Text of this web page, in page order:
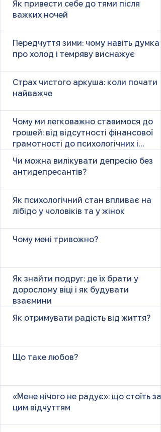
Як привести себе до тями після
важких ночей
Передчуття зими: чому навіть думка
про холод і темряву виснажує
Страх чистого аркуша: коли почати
найважче
Чому ми легковажно ставимося до
грошей: від відсутності фінансової
грамотності до психологічних і
Чи можна вилікувати депресію без
антидепресантів?
Як психологічний стан впливає на
лібідо у чоловіків та у жінок
Чому мені тривожно?
Як знайти подруг: де їх брати у
дорослому віці і як будувати
взаємини
Як отримувати радість від життя?
Що таке любов?
«Мене нічого не радує»: що стоїть за
цим відчуттям